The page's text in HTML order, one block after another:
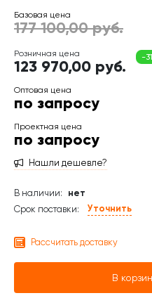
123 970,00 руб.
по запросу
по запросу
Нашли дешевле?
В наличии:
нет
Срок поставки:
Уточнить
Рассчитать доставку
В